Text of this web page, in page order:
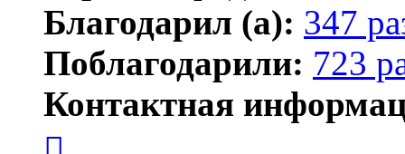
Благодарил (а): 347
Поблагодарили: 723
Контактная